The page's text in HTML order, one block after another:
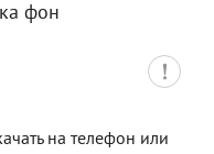
фон
на телефон или